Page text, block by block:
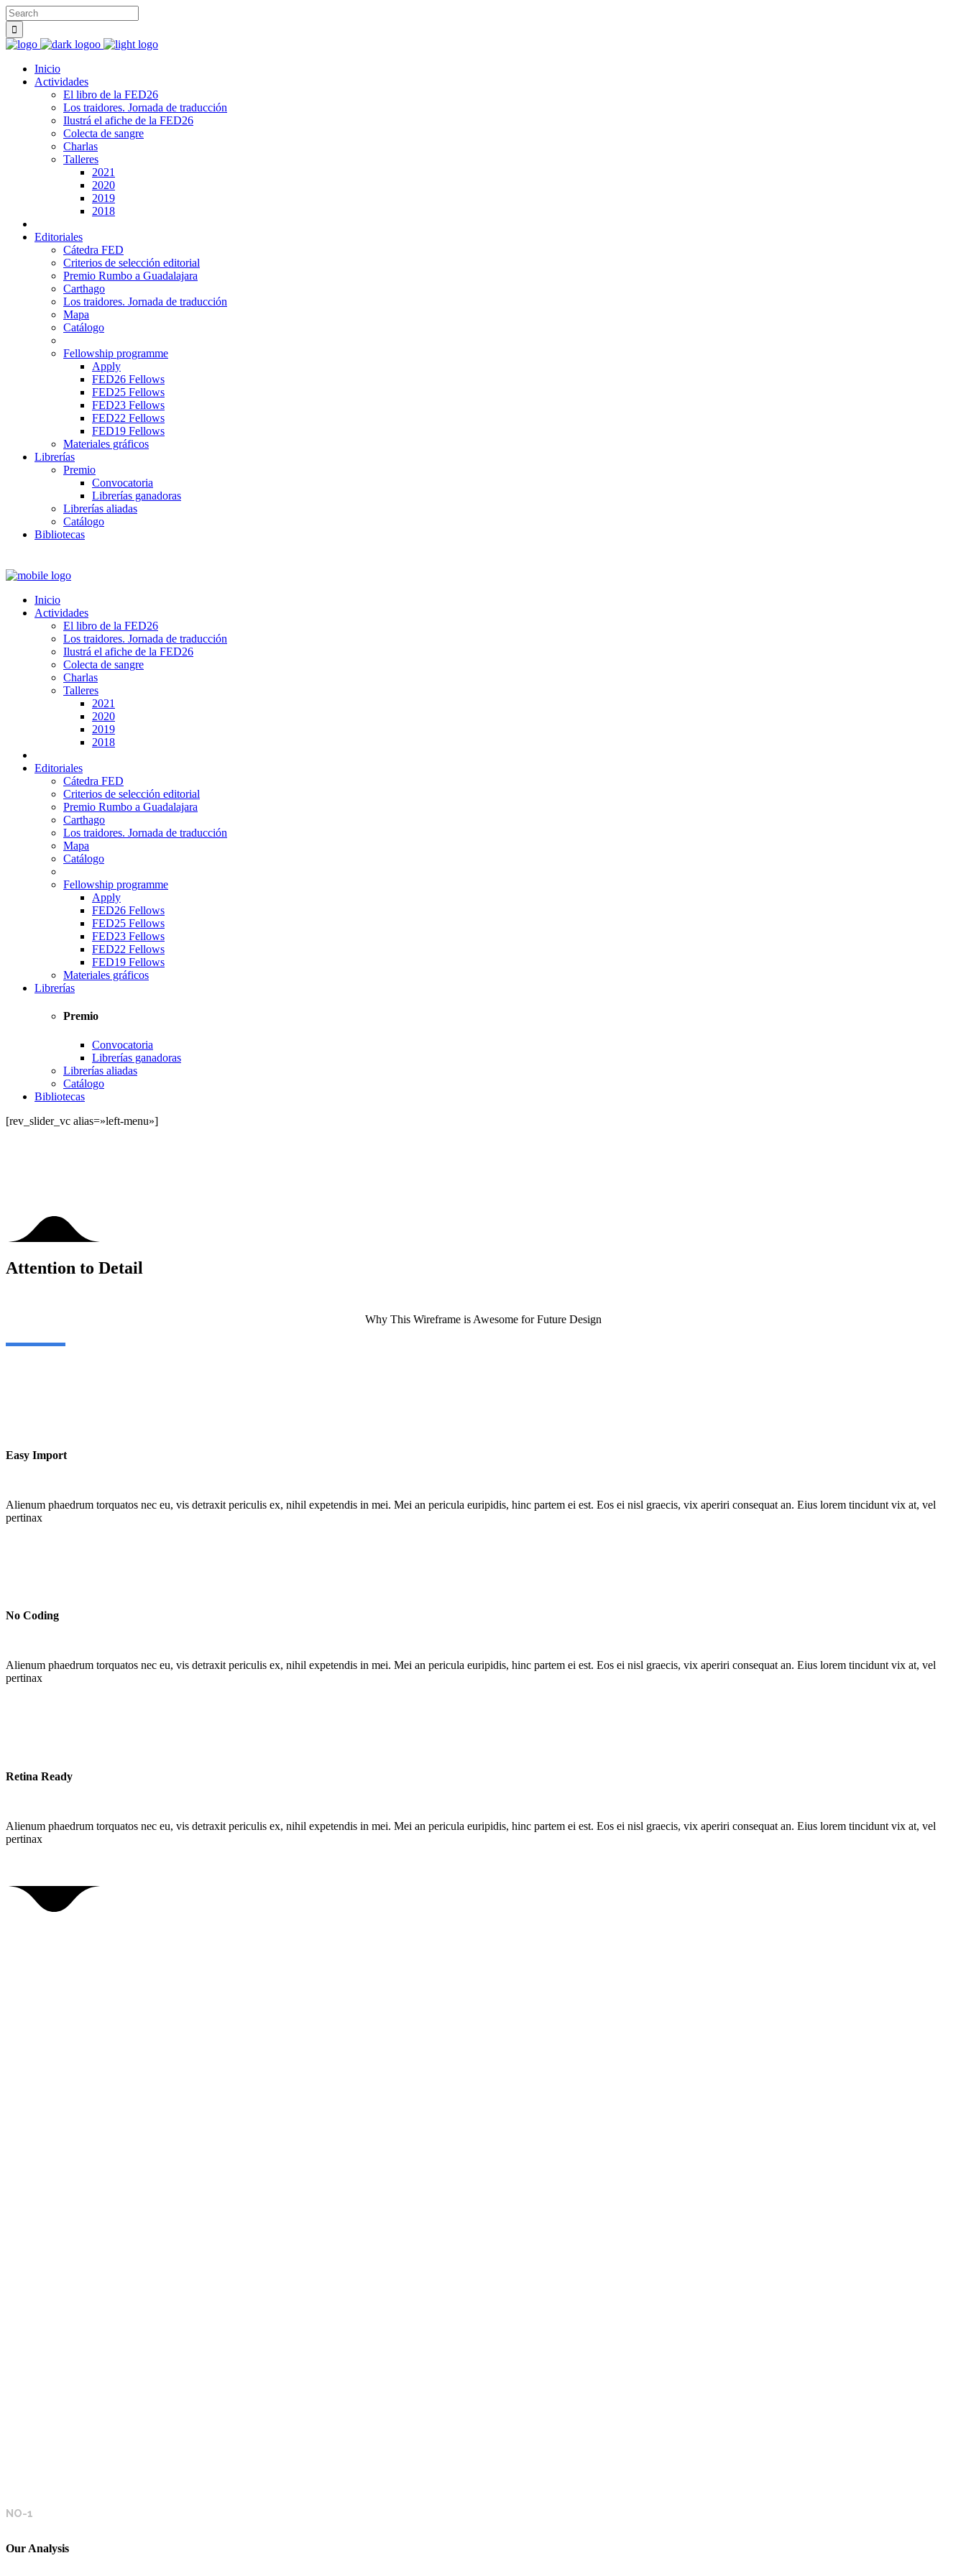
Inicio
Actividades
El libro de la FED26
Los traidores. Jornada de traducción
Ilustrá el afiche de la FED26
Colecta de sangre
Charlas
Talleres
2021
2020
2019
2018
Editoriales
Cátedra FED
Criterios de selección editorial
Premio Rumbo a Guadalajara
Carthago
Los traidores. Jornada de traducción
Mapa
Catálogo
Fellowship programme
Apply
FED26 Fellows
FED25 Fellows
FED23 Fellows
FED22 Fellows
FED19 Fellows
Materiales gráficos
Librerías
Premio
Convocatoria
Librerías ganadoras
Librerías aliadas
Catálogo
Bibliotecas
Inicio
Actividades
El libro de la FED26
Los traidores. Jornada de traducción
Ilustrá el afiche de la FED26
Colecta de sangre
Charlas
Talleres
2021
2020
2019
2018
Editoriales
Cátedra FED
Criterios de selección editorial
Premio Rumbo a Guadalajara
Carthago
Los traidores. Jornada de traducción
Mapa
Catálogo
Fellowship programme
Apply
FED26 Fellows
FED25 Fellows
FED23 Fellows
FED22 Fellows
FED19 Fellows
Materiales gráficos
Librerías
Premio
Convocatoria
Librerías ganadoras
Librerías aliadas
Catálogo
Bibliotecas
[rev_slider_vc alias=»left-menu»]
Attention to Detail
Why This Wireframe is Awesome for Future Design
Easy Import
Alienum phaedrum torquatos nec eu, vis detraxit periculis ex, nihil expetendis in mei. Mei an pericula euripidis, hinc partem ei est. Eos ei nisl graecis, vix aperiri consequat an. Eius lorem tincidunt vix at, vel
pertinax
No Coding
Alienum phaedrum torquatos nec eu, vis detraxit periculis ex, nihil expetendis in mei. Mei an pericula euripidis, hinc partem ei est. Eos ei nisl graecis, vix aperiri consequat an. Eius lorem tincidunt vix at, vel
pertinax
Retina Ready
Alienum phaedrum torquatos nec eu, vis detraxit periculis ex, nihil expetendis in mei. Mei an pericula euripidis, hinc partem ei est. Eos ei nisl graecis, vix aperiri consequat an. Eius lorem tincidunt vix at, vel
pertinax
NO-1
Our Analysis